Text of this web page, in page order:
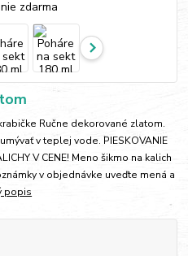
Ručne dekorované zlatom.
v teplej vode. PIESKOVANIE
V CENE! Meno šikmo na kalich
v objednávke uveďte mená a
popis